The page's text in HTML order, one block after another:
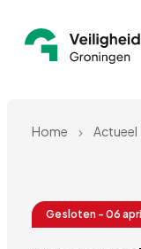
Home Actueel
Gesloten - 06